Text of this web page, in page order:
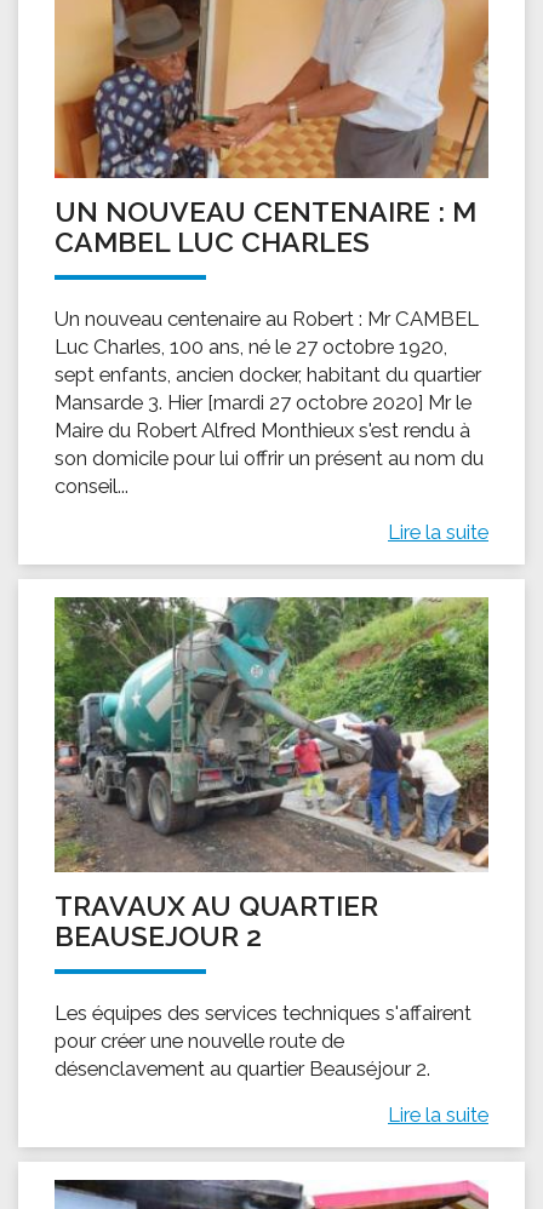
UN NOUVEAU CENTENAIRE : M
CAMBEL LUC CHARLES
Un nouveau centenaire au Robert : Mr CAMBEL
Luc Charles, 100 ans, né le 27 octobre 1920,
sept enfants, ancien docker, habitant du quartier
Mansarde 3. Hier [mardi 27 octobre 2020] Mr le
Maire du Robert Alfred Monthieux s'est rendu à
son domicile pour lui offrir un présent au nom du
conseil...
Lire la suite
TRAVAUX AU QUARTIER
BEAUSEJOUR 2
Les équipes des services techniques s'affairent
pour créer une nouvelle route de
désenclavement au quartier Beauséjour 2.
Lire la suite